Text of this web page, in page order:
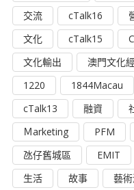
交流
cTalk16
文化
cTalk15
文化輸出
澳門文化
1220
1844Macau
cTalk13
融資
Ｍarketing
PFM
氹仔舊城區
EMIT
生活
故事 藝